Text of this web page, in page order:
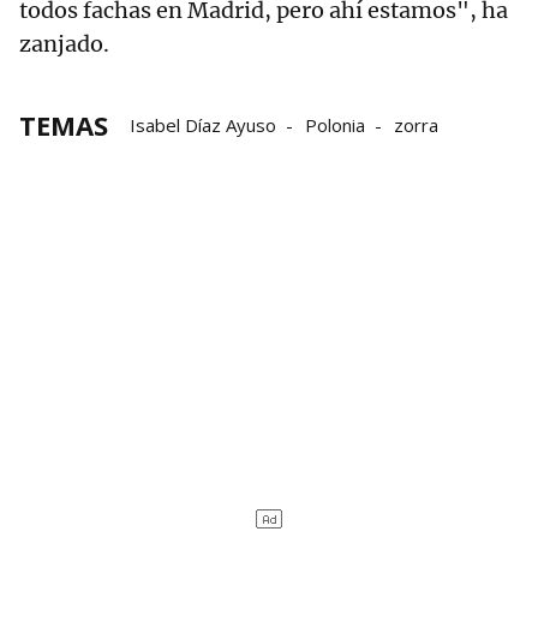
todos fachas en Madrid, pero ahí estamos", ha
zanjado.
TEMAS Isabel Díaz Ayuso Polonia zorra